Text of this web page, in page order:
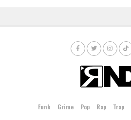
Funk Grime Pop Rap Trap